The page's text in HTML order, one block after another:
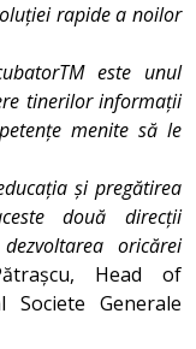
rapide a noilor
este unul
tinerilor informații
menite să le
și pregătirea
două direcții
oricărei
Head of
Societe Generale